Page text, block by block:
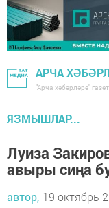
АРЧА
"Арча хәбәрләре"
ЯЗМЫШЛАР...
Луиза
авыры сиңа
автор, 19 октябрь